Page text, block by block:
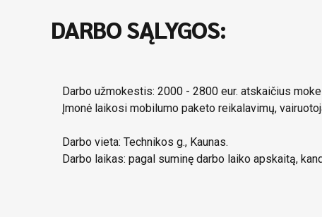
DARBO SĄLYGOS:
Darbo užmokestis: 2000 - 2800 eur. atskaičius
Įmonė laikosi mobilumo paketo reikalavimų,
Darbo vieta: Technikos g., Kaunas.
Darbo laikas: pagal suminę darbo laiko apskaitą,